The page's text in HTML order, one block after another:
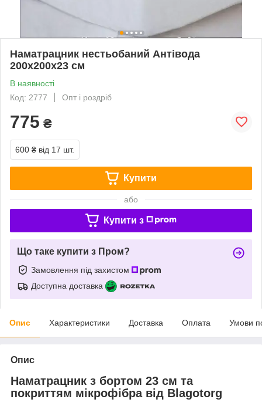
Наматрацник нестьобаний Антівода
200х200х23 см
В наявності
Код: 2777
Опт і роздріб
775 ₴
600 ₴ від 17 шт.
Купити
або
Купити з
Що таке купити з Пром?
Замовлення під захистом
Доступна доставка
Опис Характеристики Доставка Оплата Умови
Опис
Наматрацник з бортом 23 см та
покриттям мікрофібра від Blagotorg